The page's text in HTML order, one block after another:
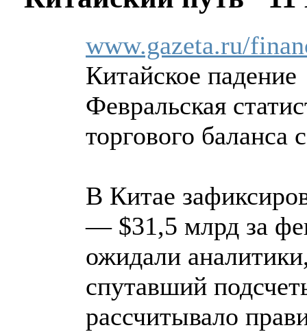
www.gazeta.ru/
Китайское падение
Февральская
торгового баланса
В Китае
— $31,5 млрд за
ожидали
спутавший
рассчитывало